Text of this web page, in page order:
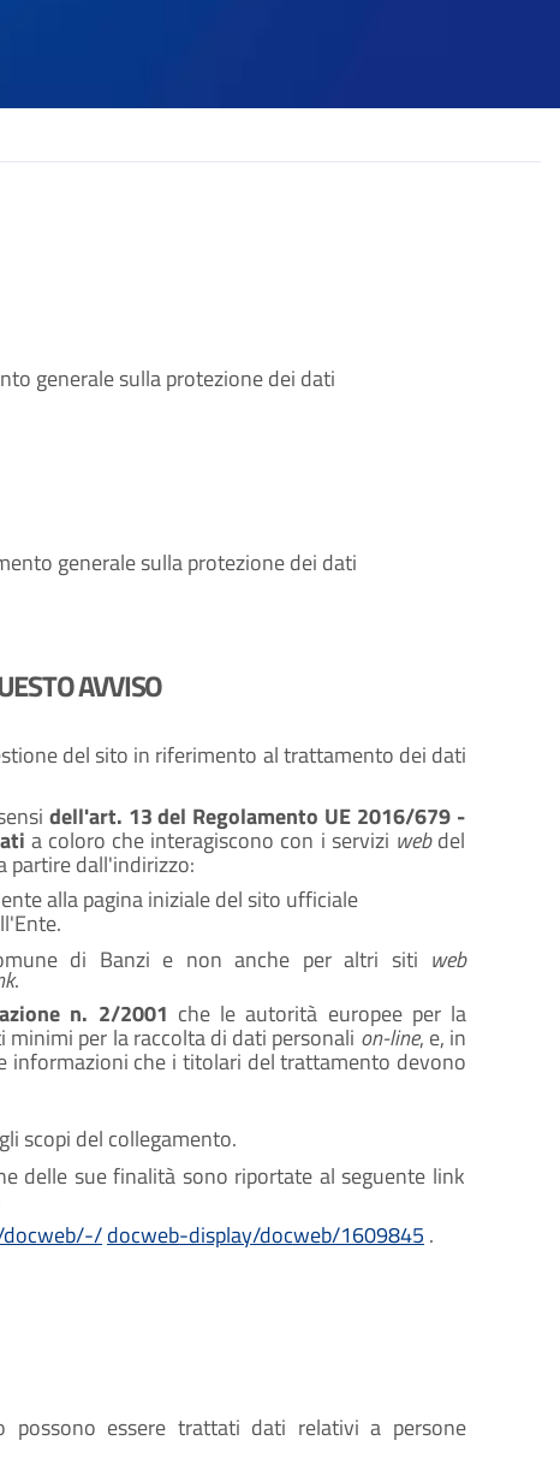
generale sulla protezione dei dati
generale sulla protezione dei dati
AVVISO
del sito in riferimento al trattamento dei dati
dell'art. 13 del Regolamento UE 2016/679 -
a coloro che interagiscono con i servizi webdel
partire dall'indirizzo:
alla pagina iniziale del sito ufficiale
di Banzi e non anche per altri siti web
.
n. 2/2001 che le autorità europee per la
per la raccolta di dati personali on-line, e, in
informazioni che i titolari del trattamento devono
scopi del collegamento.
delle sue finalità sono riportate al seguente link
docweb/-/docweb-display/docweb/1609845 .
essere trattati dati relativi a persone